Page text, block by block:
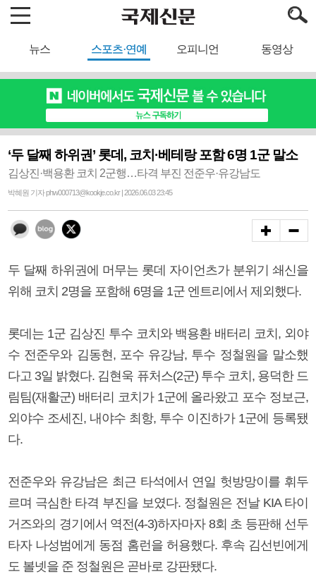
뉴스 스포츠·연예 오피니언 동영상
‘두 달째 하위권’ 롯데, 코치·베테랑 포함 6명 1군 말소
김상진·백용환 코치 2군행…타격 부진 전준우·유강남도
박혜원 기자 phw000713@kookje.co.kr | 2026.06.03 23:45
두 달째 하위권에 머무는 롯데 자이언츠가 분위기 쇄신을
위해 코치 2명을 포함해 6명을 1군 엔트리에서 제외했다.
롯데는 1군 김상진 투수 코치와 백용환 배터리 코치, 외야
수 전준우와 김동현, 포수 유강남, 투수 정철원을 말소했
다고 3일 밝혔다. 김현욱 퓨처스(2군) 투수 코치, 용덕한 드
림팀(재활군) 배터리 코치가 1군에 올라왔고 포수 정보근,
외야수 조세진, 내야수 최항, 투수 이진하가 1군에 등록됐
다.
전준우와 유강남은 최근 타석에서 연일 헛방망이를 휘두
르며 극심한 타격 부진을 보였다. 정철원은 전날 KIA 타이
거즈와의 경기에서 역전(4-3)하자마자 8회 초 등판해 선두
타자 나성범에게 동점 홈런을 허용했다. 후속 김선빈에게
도 볼넷을 준 정철원은 곧바로 강판됐다.